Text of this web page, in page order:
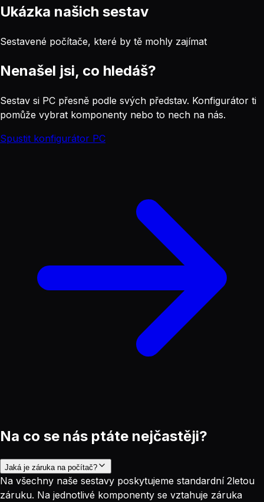
Ukázka našich sestav
Sestavené počítače, které by tě mohly zajímat
Nenašel jsi, co hledáš?
Sestav si PC přesně podle svých představ. Konfigurátor ti
pomůže vybrat komponenty nebo to nech na nás.
Spustit konfigurátor PC
Na co se nás ptáte nejčastěji?
Jaká je záruka na počítač?
Na všechny naše sestavy poskytujeme standardní 2letou
záruku. Na jednotlivé komponenty se vztahuje záruka